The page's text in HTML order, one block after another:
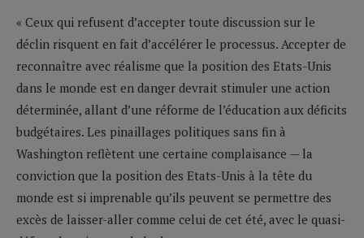
« Ceux qui refusent d’accepter toute discussion sur le
déclin risquent en fait d’accélérer le processus. Accepter de
reconnaître avec réalisme que la position des Etats-Unis
dans le monde est en danger devrait stimuler une action
déterminée, allant d’une réforme de l’éducation aux déficits
budgétaires. Les pinaillages politiques sans fin à
Washington reflètent une certaine complaisance — la
conviction que la position des Etats-Unis à la tête du
monde est si imprenable qu’ils peuvent se permettre des
excès de laisser-aller comme celui de cet été, avec le quasi-